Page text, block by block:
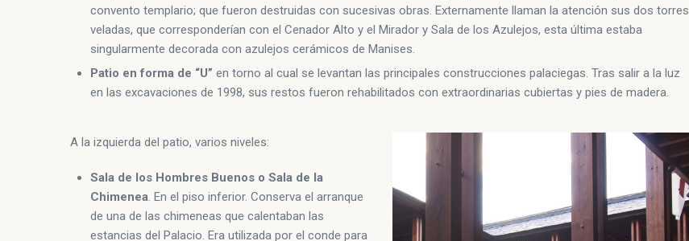
convento templario; que fueron destruidas con sucesivas obras. Externamente llaman la atención sus dos torres
veladas, que corresponderían con el Cenador Alto y el Mirador y Sala de los Azulejos, esta última estaba
singularmente decorada con azulejos cerámicos de Manises.
Patio en forma de “U” en torno al cual se levantan las principales construcciones palaciegas. Tras salir a la luz
en las excavaciones de 1998, sus restos fueron rehabilitados con extraordinarias cubiertas y pies de madera.
A la izquierda del patio, varios niveles:
Sala de los Hombres Buenos o Sala de la
Chimenea . En el piso inferior. Conserva el arranque
de una de las chimeneas que calentaban las
estancias del Palacio. Era utilizada por el conde para